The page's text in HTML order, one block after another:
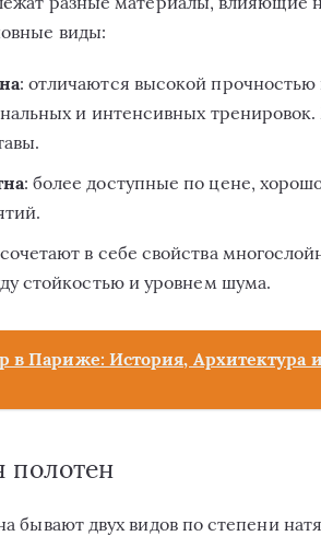
виды:
: отличаются высокой прочностью
и интенсивных
: более доступные по цене,
в себе свойства
стойкостью и уровнем шума.
в Париже: История, Архитектура
полотен
бывают двух видов по степени